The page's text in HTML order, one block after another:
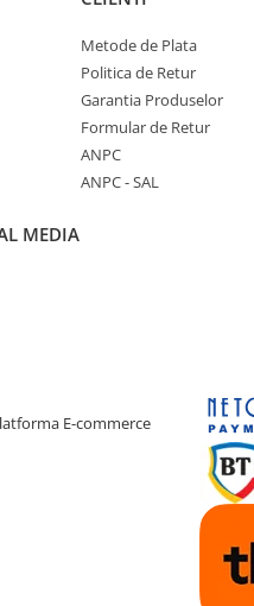
Metode de Plata
Politica de Retur
Garantia Produselor
Formular de Retur
ANPC
ANPC - SAL
MEDIA
E-commerce